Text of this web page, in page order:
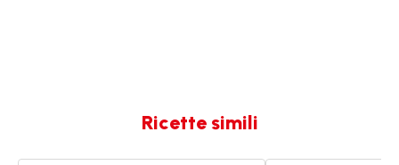
Ricette simili